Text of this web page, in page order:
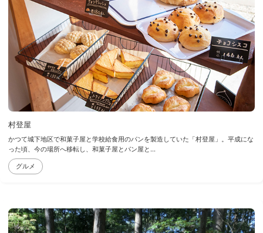
村登屋
かつて城下地区で和菓子屋と学校給食用のパンを製造していた「村登屋」。平成にな
った頃、今の場所へ移転し、和菓子屋とパン屋と...
グルメ